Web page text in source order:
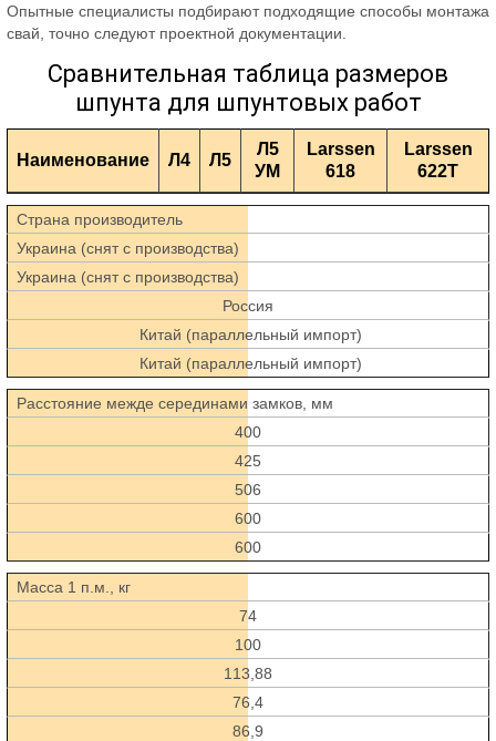
Опытные специалисты подбирают подходящие способы монтажа
свай, точно следуют проектной документации.
Сравнительная таблица размеров
шпунта для шпунтовых работ
Наименование Л4 Л5
Л5
УМ
Larssen
618
Larssen
622T
Страна производитель
Украина (снят с производства)
Украина (снят с производства)
Россия
Китай (параллельный импорт)
Китай (параллельный импорт)
Расстояние межде серединами замков, мм
400
425
506
600
600
Масса 1 п.м., кг
74
100
113,88
76,4
86,9